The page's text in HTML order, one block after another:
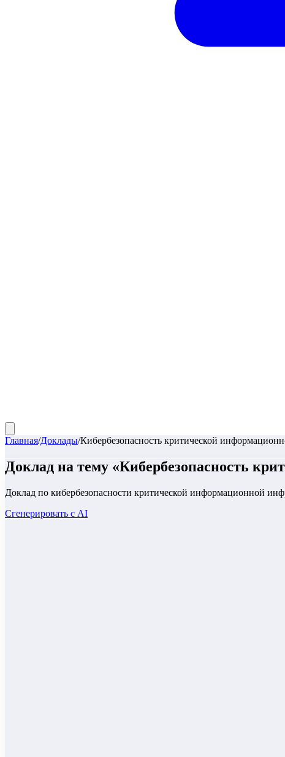
Главная/Доклады/Кибербезопасность критической
Доклад на тему «Кибербезопасность
Доклад по кибербезопасности критической информационной
Сгенерировать с AI